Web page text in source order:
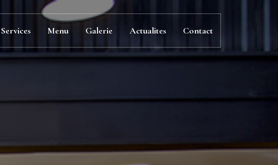
Services Menu Galerie Actualites Contact